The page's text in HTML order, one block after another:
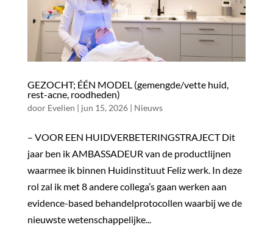
GEZOCHT; ÉÉN MODEL (gemengde/vette huid,
rest-acne, roodheden)
door Evelien | jun 15, 2026| Nieuws
– VOOR EEN HUIDVERBETERINGSTRAJECT Dit
jaar ben ik AMBASSADEUR van de productlijnen
waarmee ik binnen Huidinstituut Feliz werk. In deze
rol zal ik met 8 andere collega’s gaan werken aan
evidence-based behandelprotocollen waarbij we de
nieuwste wetenschappelijke...